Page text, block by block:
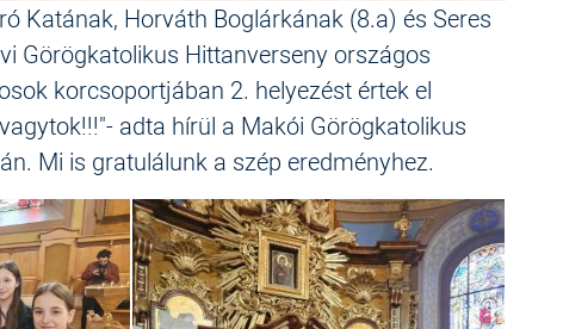
Katának, Horváth Boglárkának (8.a) és Seres
Görögkatolikus Hittanverseny országos
korcsoportjában 2. helyezést értek el
adta hírül a Makói Görögkatolikus
Mi is gratulálunk a szép eredményhez.